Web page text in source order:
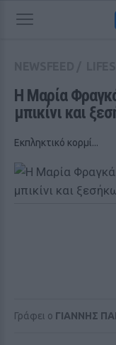
Η Μαρία
μπικίνι και
Εκπληκτικό κορμί...
Γράφει ο ΓΙΑΝΝΗΣ